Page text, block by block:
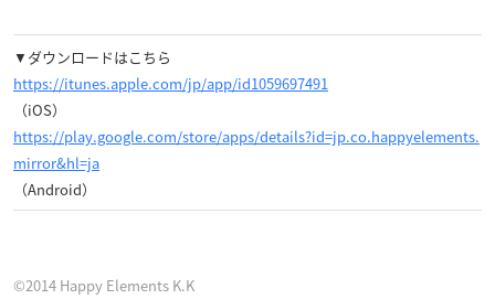
▼ダウンロードはこちら
https://itunes.apple.com/jp/app/id1059697491
（iOS）
https://play.google.com/store/apps/details?id=jp.co.happyelements.
mirror&hl=ja
（Android）
©2014 Happy Elements K.K